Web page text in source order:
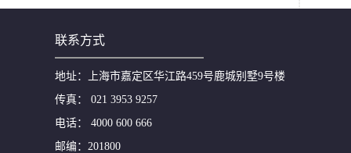
联系方式
地址：上海市嘉定区华江路459号鹿城别墅9号楼
传真： 021 3953 9257
电话： 4000 600 666
邮编：201800